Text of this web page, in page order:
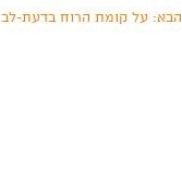
הבא: על קומת הרוח בדעת-לב